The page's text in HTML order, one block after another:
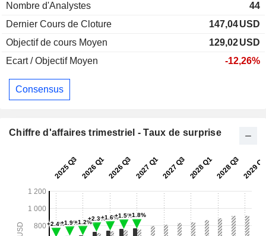
Nombre d'Analystes
44
Dernier Cours de Cloture
147,04USD
Objectif de cours Moyen
129,02USD
Ecart / Objectif Moyen
-12,26%
Consensus
Chiffre d'affaires trimestriel - Taux de surprise